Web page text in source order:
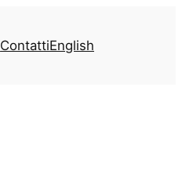
ContattiEnglish